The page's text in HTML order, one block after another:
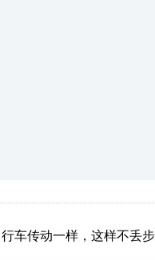
车传动一样，这样不丢